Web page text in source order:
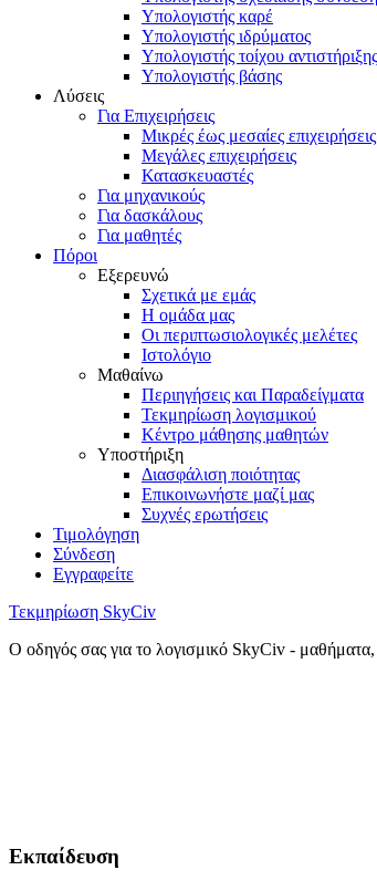
Υπολογιστής καρέ
Υπολογιστής ιδρύματος
Υπολογιστής τοίχου αντιστήριξης
Υπολογιστής βάσης
Λύσεις
Για Επιχειρήσεις
Μικρές έως μεσαίες επιχειρήσεις
Μεγάλες επιχειρήσεις
Κατασκευαστές
Για μηχανικούς
Για δασκάλους
Για μαθητές
Πόροι
Εξερευνώ
Σχετικά με εμάς
Η ομάδα μας
Οι περιπτωσιολογικές μελέτες
Ιστολόγιο
Μαθαίνω
Περιηγήσεις και Παραδείγματα
Τεκμηρίωση λογισμικού
Κέντρο μάθησης μαθητών
Υποστήριξη
Διασφάλιση ποιότητας
Επικοινωνήστε μαζί μας
Συχνές ερωτήσεις
Τιμολόγηση
Σύνδεση
Εγγραφείτε
Τεκμηρίωση SkyCiv
Ο οδηγός σας για το λογισμικό SkyCiv - μαθήματα,
Εκπαίδευση